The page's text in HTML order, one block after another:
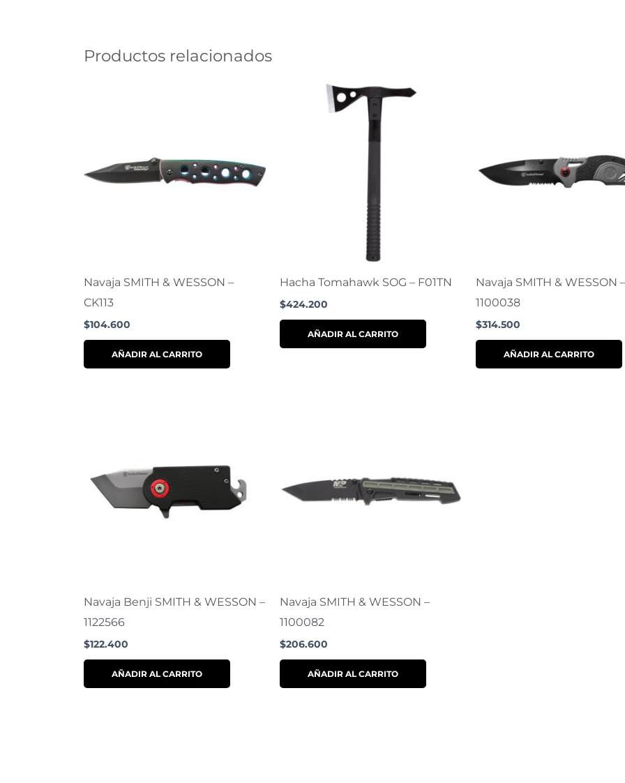
Productos relacionados
Navaja SMITH & WESSON –
CK113
$104.600
AÑADIR AL CARRITO
Hacha Tomahawk SOG – F01TN
$424.200
AÑADIR AL CARRITO
Navaja SMITH & WESSON –
1100038
$314.500
AÑADIR AL CARRITO
Navaja Benji SMITH & WESSON –
1122566
$122.400
AÑADIR AL CARRITO
Navaja SMITH & WESSON –
1100082
$206.600
AÑADIR AL CARRITO